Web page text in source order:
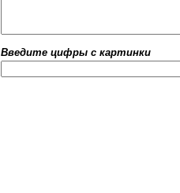
Введите цифры c картинки